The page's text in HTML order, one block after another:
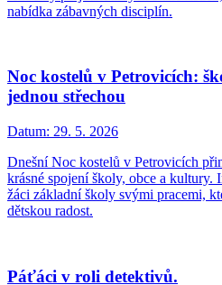
nabídka zábavných disciplín.
Noc kostelů v Petrovicích:
jednou střechou
Datum: 29. 5. 2026
Dnešní Noc kostelů v Petrovicích
krásné spojení školy, obce a kultury.
žáci základní školy svými pracemi,
dětskou radost.
Páťáci v roli detektivů.